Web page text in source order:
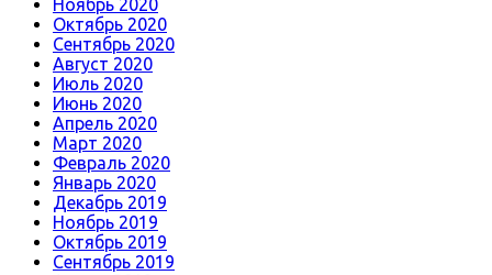
Ноябрь 2020
Октябрь 2020
Сентябрь 2020
Август 2020
Июль 2020
Июнь 2020
Апрель 2020
Март 2020
Февраль 2020
Январь 2020
Декабрь 2019
Ноябрь 2019
Октябрь 2019
Сентябрь 2019